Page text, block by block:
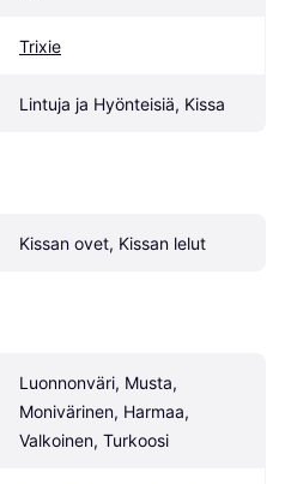
Trixie
Lintuja ja Hyönteisiä, Kissa
Kissan ovet, Kissan lelut
Luonnonväri, Musta,
Monivärinen, Harmaa,
Valkoinen, Turkoosi